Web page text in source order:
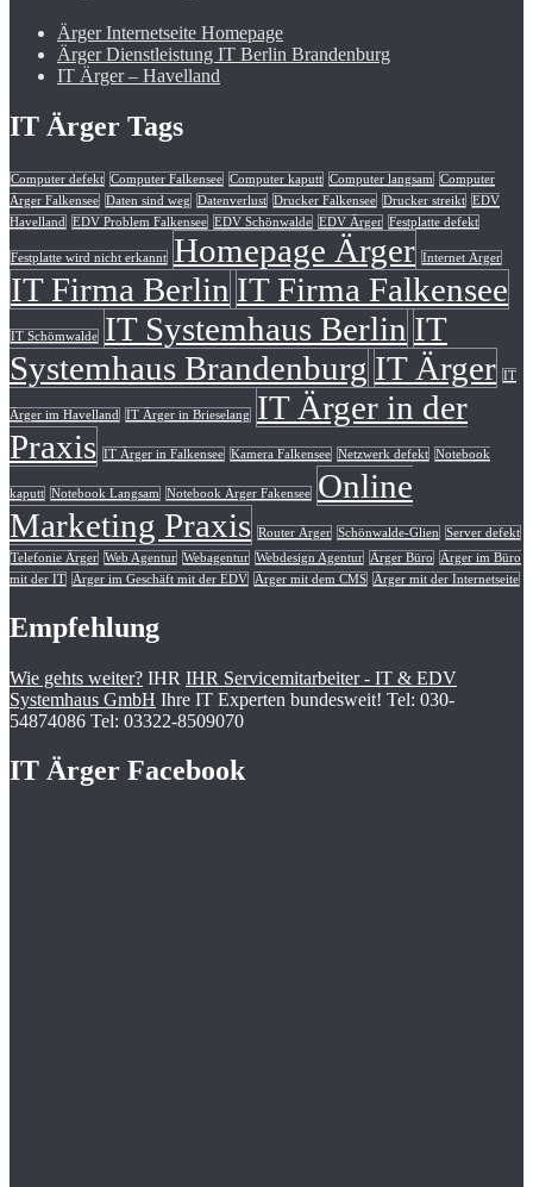
Ärger Internetseite Homepage
Ärger Dienstleistung IT Berlin Brandenburg
IT Ärger – Havelland
IT Ärger Tags
Computer defekt Computer Falkensee Computer kaputt Computer langsam
Computer
Ärger Falkensee Daten sind weg Datenverlust Drucker Falkensee Drucker streikt EDV
Havelland
EDV Problem Falkensee EDV Schönwalde EDV Ärger Festplatte defekt
Festplatte wird nicht erkannt Homepage Ärger Internet Ärger
IT Firma Berlin IT Firma Falkensee
IT Schömwalde IT Systemhaus Berlin IT
Systemhaus Brandenburg IT Ärger IT
Ärger im Havelland IT Ärger in Brieselang
IT Ärger in der
Praxis IT Ärger in Falkensee Kamera Falkensee Netzwerk defekt Notebook
kaputt Notebook Langsam Notebook Ärger Fakensee
Online
Marketing Praxis Router Ärger Schönwalde-Glien
Server defekt
Telefonie Ärger Web Agentur Webagentur Webdesign Agentur Ärger Büro
Ärger im Büro
mit der IT
Ärger im Geschäft mit der EDV Ärger mit dem CMS Ärger mit der Internetseite
Empfehlung
Wie gehts weiter? IHR IHR Servicemitarbeiter - IT & EDV
Systemhaus GmbH Ihre IT Experten bundesweit! Tel: 030-
54874086 Tel: 03322-8509070
IT Ärger Facebook